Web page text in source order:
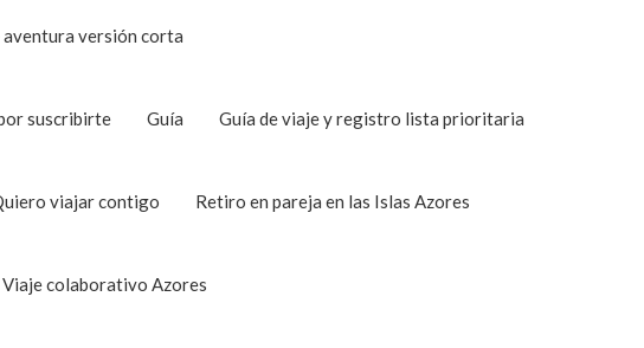
versión corta
suscribirte Guía Guía de viaje y registro lista prioritaria
viajar contigo Retiro en pareja en las Islas Azores
Viaje colaborativo Azores